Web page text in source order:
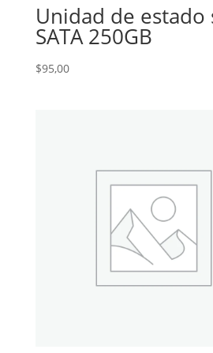
Unidad de estado
SATA 250GB
$95,00